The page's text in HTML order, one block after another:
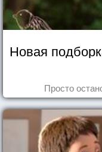
Новая
Просто